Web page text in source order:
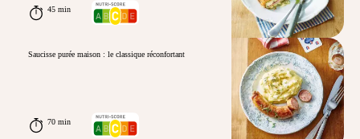
45 min
Saucisse purée maison : le classique réconfortant
70 min